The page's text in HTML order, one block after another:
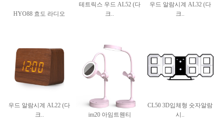
HYO88 효도 라디오
테트릭스 우드 AL52 (다
크..
우드 알람시계 AL32 (다
크..
우드 알람시계 AL22 (다
크..
im20 아임트웬티
CL50 3D입체형 숫자알람
시..